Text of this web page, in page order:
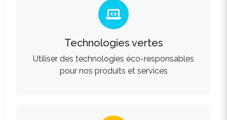
Technologies vertes
Utiliser des technologies éco-responsables
pour nos produits et services